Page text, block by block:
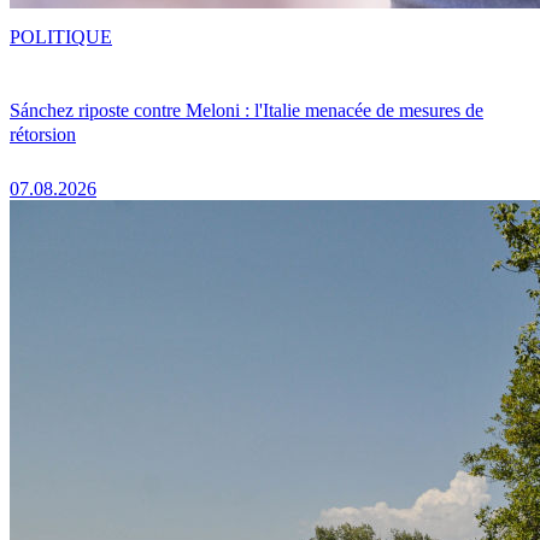
Sánchez riposte contre Meloni : l'Italie menacée de mesures de
rétorsion
07.08.2026
POLITIQUE